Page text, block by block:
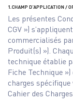
1.CHAMP D’APPLICATION /
Les présentes
CGV »)
commercialisés
Produit(s) »).
technique établie
Fiche Technique
charges
Cahier des Charges